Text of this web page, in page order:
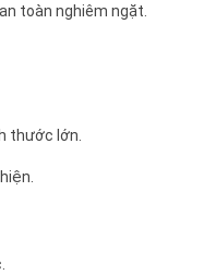
toàn nghiêm ngặt.
thước lớn.